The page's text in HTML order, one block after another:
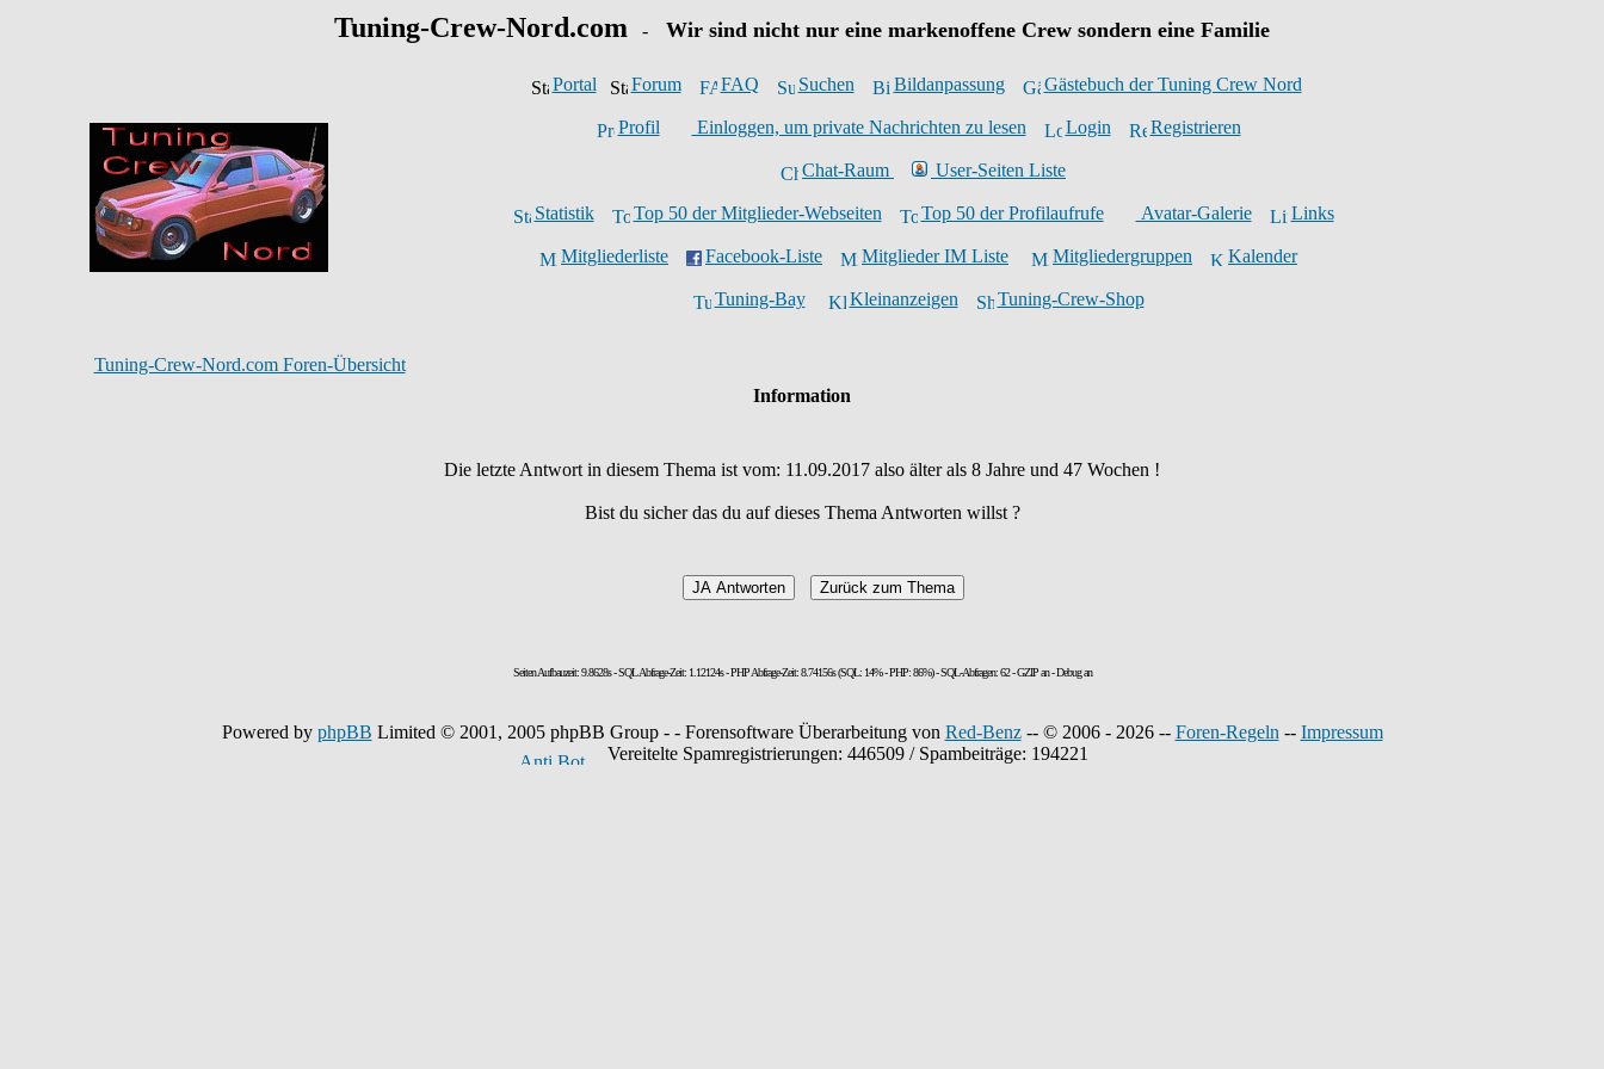
Tuning-Crew-Nord.com - Wir sind nicht nur eine markenoffene Crew sondern eine Familie
Portal Forum FAQ Suchen Bildanpassung Gästebuch der Tuning Crew Nord
Profil Einloggen, um private Nachrichten zu lesen Login Registrieren
Chat-Raum User-Seiten Liste
Statistik Top 50 der Mitglieder-Webseiten Top 50 der Profilaufrufe Avatar-Galerie Links
Mitgliederliste Facebook-Liste Mitglieder IM Liste Mitgliedergruppen Kalender
Tuning-Bay Kleinanzeigen Tuning-Crew-Shop
Tuning-Crew-Nord.com Foren-Übersicht
Information
Die letzte Antwort in diesem Thema ist vom: 11.09.2017 also älter als 8 Jahre und 47 Wochen !
Bist du sicher das du auf dieses Thema Antworten willst ?
Seiten Aufbauzeit: 9.8628s - SQL Abfrage-Zeit: 1.12124s - PHP Abfrage-Zeit: 8.74156s (SQL: 14% - PHP: 86%) - SQL-Abfragen: 62 - GZIP an - Debug an
Powered by phpBB Limited © 2001, 2005 phpBB Group - - Forensoftware Überarbeitung von Red-Benz-- © 2006 - 2026 -- Foren-Regeln -- Impressum
Vereitelte Spamregistrierungen: 446509 / Spambeiträge: 194221